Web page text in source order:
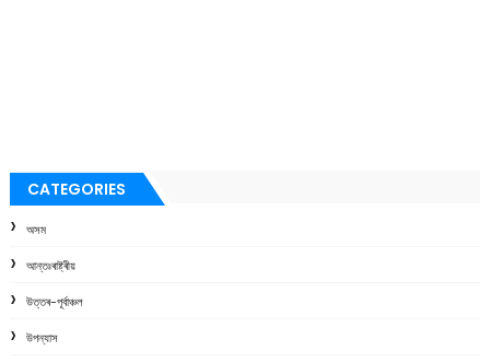
CATEGORIES
অসম
আন্তঃৰাষ্ট্ৰীয়
উত্তৰ-পূৰ্বাঞ্চল
উপন্যাস